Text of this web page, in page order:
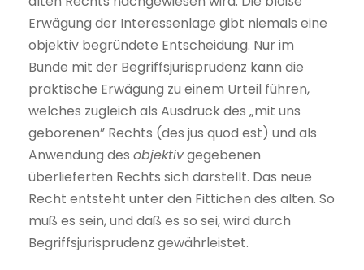
Erwägung der Interessenlage gibt niemals eine
objektiv begründete Entscheidung. Nur im
Bunde mit der Begriffsjurisprudenz kann die
praktische Erwägung zu einem Urteil führen,
welches zugleich als Ausdruck des „mit uns
geborenen” Rechts (des jus quod est) und als
Anwendung des objektivgegebenen
überlieferten Rechts sich darstellt. Das neue
Recht entsteht unter den Fittichen des alten. So
muß es sein, und daß es so sei, wird durch
Begriffsjurisprudenz gewährleistet.